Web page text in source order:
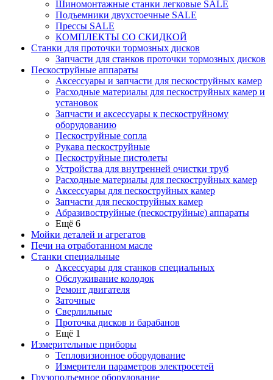
Шиномонтажные станки легковые SALE
Подъемники двухстоечные SALE
Прессы SALE
КОМПЛЕКТЫ СО СКИДКОЙ
Станки для проточки тормозных дисков
Запчасти для станков проточки тормозных дисков
Пескоструйные аппараты
Аксессуары и запчасти для пескоструйных камер
Расходные материалы для пескоструйных камер и
установок
Запчасти и аксессуары к пескоструйному
оборудованию
Пескоструйные сопла
Рукава пескоструйные
Пескоструйные пистолеты
Устройства для внутренней очистки труб
Расходные материалы для пескоструйных камер
Аксессуары для пескоструйных камер
Запчасти для пескоструйных камер
Абразивоструйные (пескоструйные) аппараты
Ещё 6
Мойки деталей и агрегатов
Печи на отработанном масле
Станки специальные
Аксессуары для станков специальных
Обслуживание колодок
Ремонт двигателя
Заточные
Сверлильные
Проточка дисков и барабанов
Ещё 1
Измерительные приборы
Тепловизионное оборудование
Измерители параметров электросетей
Грузоподъемное оборудование